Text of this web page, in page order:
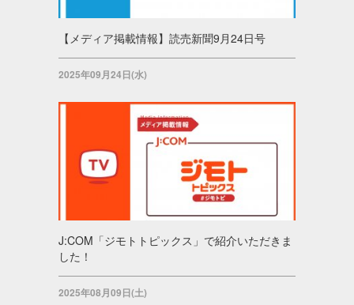
【メディア掲載情報】読売新聞9月24日号
2025年09月24日(水)
J:COM「ジモトトピックス」で紹介いただきま
した！
2025年08月09日(土)